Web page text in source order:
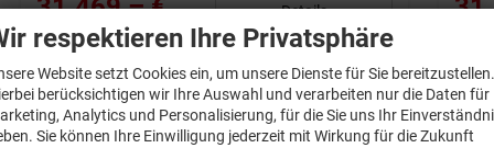
31.469,– €
incl. 19% MwSt.
Details
Verbrauch kombiniert: 5,60 l/100km
CO2-Klasse:D
CO2-Emissionen:126,00 g/km
CO2-
CO2-
respektieren Ihre Privatsphäre
Website setzt Cookies ein, um unsere Dienste für Sie bereitzustellen.
berücksichtigen wir Ihre Auswahl und verarbeiten nur die Daten für
Analytics und Personalisierung, für die Sie uns Ihr
Sie können Ihre Einwilligung jederzeit mit Wirkung für die Zukunft